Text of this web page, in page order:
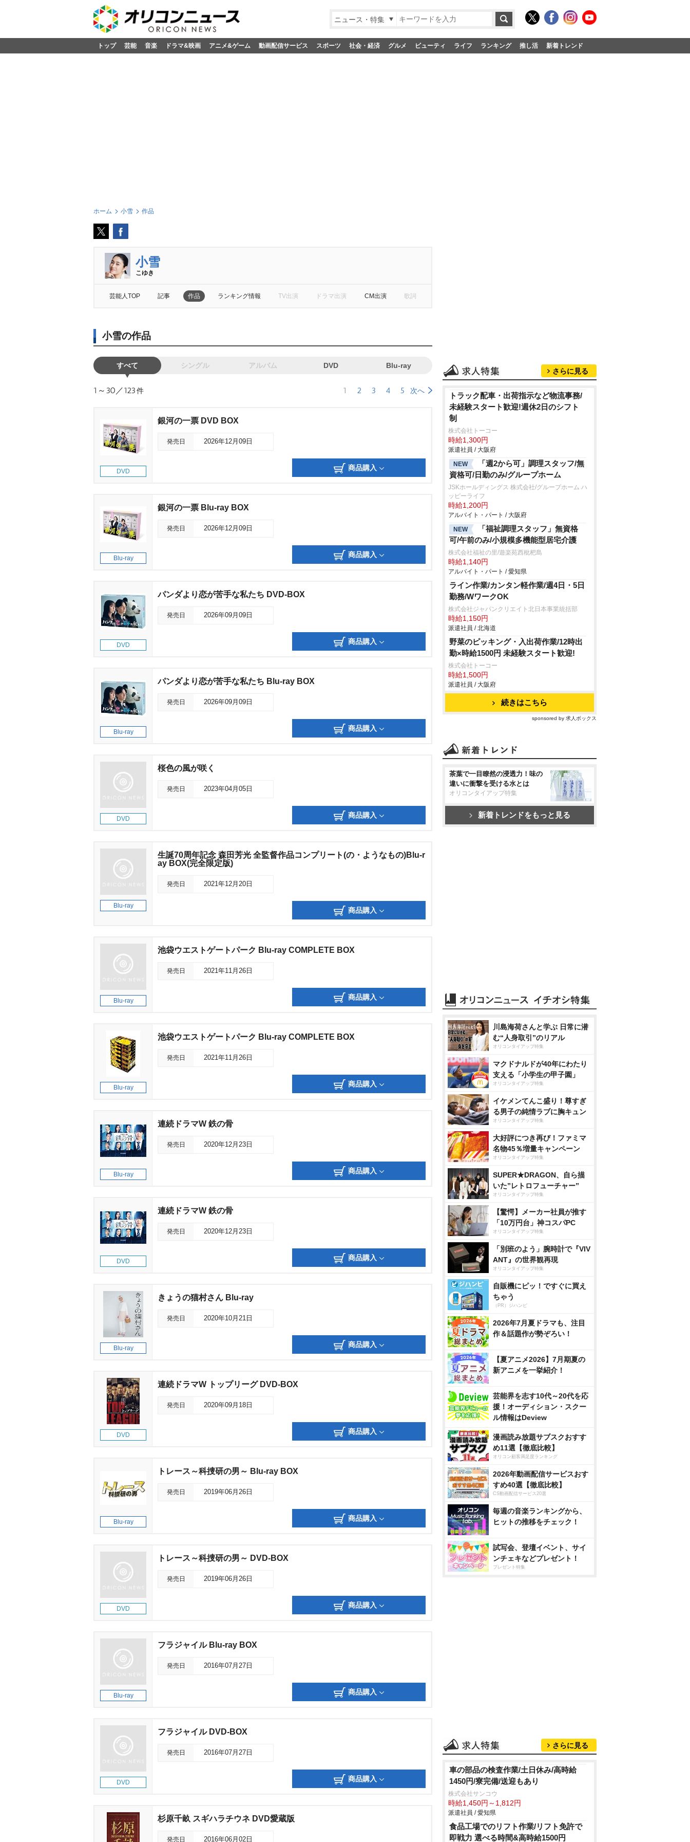
ニュース・特集
トップ 芸能 音楽 ドラマ&映画 アニメ&ゲーム 動画配信サービス スポーツ 社会・経済 グルメ ビューティ ライフ ランキング 推し活 新着トレンド
ホーム 小雪 作品
小雪
こゆき
芸能人TOP 記事 作品 ランキング情報 TV出演 ドラマ出演 CM出演 歌詞
小雪の作品
すべて シングル アルバム DVD Blu-ray
1～30／123件 1 2 3 4 5 次へ
DVD
銀河の一票 DVD BOX
発売日 2026年12月09日
商品購入
Blu-ray
銀河の一票 Blu-ray BOX
発売日 2026年12月09日
商品購入
DVD
パンダより恋が苦手な私たち DVD-BOX
発売日 2026年09月09日
商品購入
Blu-ray
パンダより恋が苦手な私たち Blu-ray BOX
発売日 2026年09月09日
商品購入
DVD
桜色の風が咲く
発売日 2023年04月05日
商品購入
Blu-ray
生誕70周年記念 森田芳光 全監督作品コンプリート(の・ようなもの)Blu-r
ay BOX(完全限定版)
発売日 2021年12月20日
商品購入
Blu-ray
池袋ウエストゲートパーク Blu-ray COMPLETE BOX
発売日 2021年11月26日
商品購入
Blu-ray
池袋ウエストゲートパーク Blu-ray COMPLETE BOX
発売日 2021年11月26日
商品購入
Blu-ray
連続ドラマW 鉄の骨
発売日 2020年12月23日
商品購入
DVD
連続ドラマW 鉄の骨
発売日 2020年12月23日
商品購入
Blu-ray
きょうの猫村さん Blu-ray
発売日 2020年10月21日
商品購入
DVD
連続ドラマW トップリーグ DVD-BOX
発売日 2020年09月18日
商品購入
Blu-ray
トレース～科捜研の男～ Blu-ray BOX
発売日 2019年06月26日
商品購入
DVD
トレース～科捜研の男～ DVD-BOX
発売日 2019年06月26日
商品購入
Blu-ray
フラジャイル Blu-ray BOX
発売日 2016年07月27日
商品購入
DVD
フラジャイル DVD-BOX
発売日 2016年07月27日
商品購入
杉原千畝 スギハラチウネ DVD愛蔵版
発売日 2016年06月02日
さらに見る
トラック配車・出荷指示など物流事務/
未経験スタート歓迎!週休2日のシフト
制
株式会社トーコー
時給1,300円
派遣社員 / 大阪府
NEW
「週2から可」調理スタッフ/無
資格可/日勤のみ/グループホーム
JSKホールディングス 株式会社/グループホーム ハ
ッピーライフ
時給1,200円
アルバイト・パート / 大阪府
NEW
「福祉調理スタッフ」無資格
可/午前のみ/小規模多機能型居宅介護
株式会社福祉の里/遊楽苑西枇杷島
時給1,140円
アルバイト・パート / 愛知県
ライン作業/カンタン軽作業/週4日・5日
勤務/WワークOK
株式会社ジャパンクリエイト北日本事業統括部
時給1,150円
派遣社員 / 北海道
野菜のピッキング・入出荷作業/12時出
勤×時給1500円 未経験スタート歓迎!
株式会社トーコー
時給1,500円
派遣社員 / 大阪府
続きはこちら
sponsored by 求人ボックス
茶葉で一目瞭然の浸透力！味の
違いに衝撃を受ける水とは
オリコンタイアップ特集
新着トレンドをもっと見る
川島海荷さんと学ぶ 日常に潜
む“人身取引”のリアル
オリコンタイアップ特集
マクドナルドが40年にわたり
支える「小学生の甲子園」
オリコンタイアップ特集
イケメンてんこ盛り！尊すぎ
る男子の純情ラブに胸キュン
オリコンタイアップ特集
大好評につき再び！ファミマ
名物45％増量キャンペーン
オリコンタイアップ特集
SUPER★DRAGON、自ら描
いた”レトロフューチャー”
オリコンタイアップ特集
【驚愕】メーカー社員が推す
「10万円台」神コスパPC
オリコンタイアップ特集
「別班のよう」腕時計で『VIV
ANT』の世界観再現
オリコンタイアップ特集
自販機にピッ！ですぐに買え
ちゃう
（PR）ジハンピ
2026年7月夏ドラマも、注目
作＆話題作が勢ぞろい！
【夏アニメ2026】7月期夏の
新アニメを一挙紹介！
芸能界を志す10代～20代を応
援！オーディション・スクー
ル情報はDeview
漫画読み放題サブスクおすす
め11選【徹底比較】
オリコン顧客満足度ランキング
2026年動画配信サービスおす
すめ40選【徹底比較】
CS動画配信サービス20選
毎週の音楽ランキングから、
ヒットの推移をチェック！
試写会、登壇イベント、サイ
ンチェキなどプレゼント！
プレゼント特集
さらに見る
車の部品の検査作業/土日休み/高時給
1450円/寮完備/送迎もあり
株式会社サンコウ
時給1,450円～1,812円
派遣社員 / 愛知県
食品工場でのリフト作業/リフト免許で
即戦力 選べる時間&高時給1500円